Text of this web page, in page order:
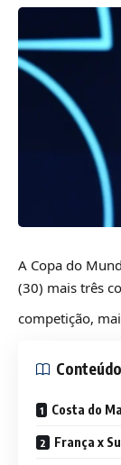
A Copa do
(30) mais três
competição,
Conteúdo
Costa do
França x